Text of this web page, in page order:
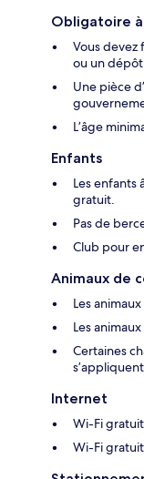
Obligatoire à
Vous
ou un dépôt
Une pièce
L’âge
Enfants
Les enfants
gratuit.
Pas de
Club pour
Animaux de
Les
Les
Certaines
Internet
Wi-Fi
Wi-Fi